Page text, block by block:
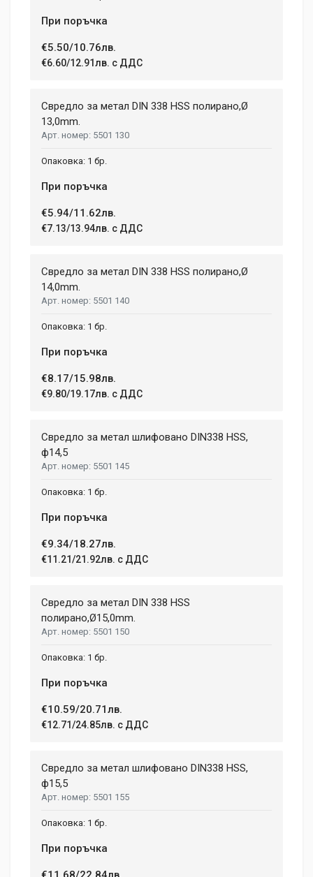
При поръчка
€5.50/10.76лв.
€6.60/12.91лв. с ДДС
Свредло за метал DIN 338 HSS полирано,Ø
13,0mm.
5501 130
1 бр.
При поръчка
€5.94/11.62лв.
€7.13/13.94лв. с ДДС
Свредло за метал DIN 338 HSS полирано,Ø
14,0mm.
5501 140
1 бр.
При поръчка
€8.17/15.98лв.
€9.80/19.17лв. с ДДС
Свредло за метал шлифовано DIN338 HSS,
ф14,5
5501 145
1 бр.
При поръчка
€9.34/18.27лв.
€11.21/21.92лв. с ДДС
Свредло за метал DIN 338 HSS
полиранo,Ø15,0mm.
5501 150
1 бр.
При поръчка
€10.59/20.71лв.
€12.71/24.85лв. с ДДС
Свредло за метал шлифовано DIN338 HSS,
ф15,5
5501 155
1 бр.
При поръчка